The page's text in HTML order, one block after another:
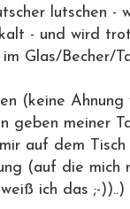
lutschen -
- und wird
Glas/Becher/
(keine
geben meiner
auf dem
(auf die mich
ich das ;-))..)